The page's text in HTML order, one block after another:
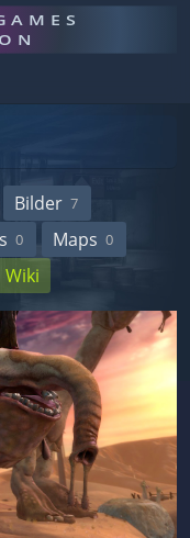
Bilder 7
0 Maps 0
Wiki